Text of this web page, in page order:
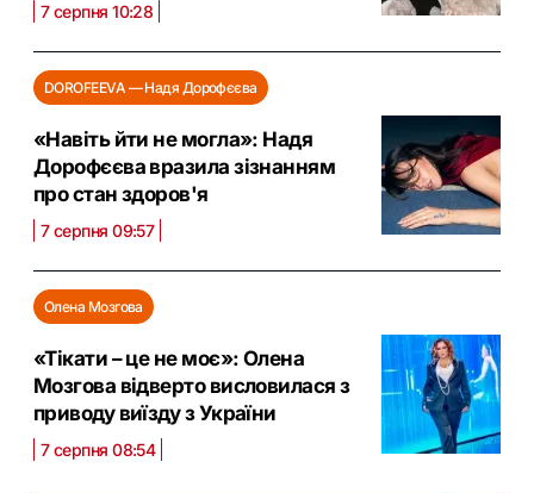
7 серпня 10:28
DOROFEEVA — Надя Дорофєєва
«Навіть йти не могла»: Надя
Дорофєєва вразила зізнанням
про стан здоров'я
7 серпня 09:57
Олена Мозгова
«Тікати – це не моє»: Олена
Мозгова відверто висловилася з
приводу виїзду з України
7 серпня 08:54